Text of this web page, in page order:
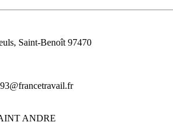
Saint-Benoît 97470